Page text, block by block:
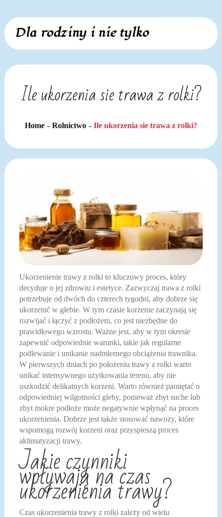
Skip
content
Dla rodziny i nie tylko
Ile ukorzenia sie trawa z rolki?
Home Rolnictwo Ile ukorzenia sie trawa z rolki?
Ukorzenienie trawy z rolki to kluczowy proces, który
decyduje o jej zdrowiu i estetyce. Zazwyczaj trawa z rolki
potrzebuje od dwóch do czterech tygodni, aby dobrze się
ukorzenić w glebie. W tym czasie korzenie zaczynają się
rozwijać i łączyć z podłożem, co jest niezbędne do
prawidłowego wzrostu. Ważne jest, aby w tym okresie
zapewnić odpowiednie warunki, takie jak regularne
podlewanie i unikanie nadmiernego obciążenia trawnika.
W pierwszych dniach po położeniu trawy z rolki warto
unikać intensywnego użytkowania terenu, aby nie
uszkodzić delikatnych korzeni. Warto również pamiętać o
odpowiedniej wilgotności gleby, ponieważ zbyt suche lub
zbyt mokre podłoże może negatywnie wpłynąć na proces
ukorzenienia. Dobrze jest także stosować nawozy, które
wspomogą rozwój korzeni oraz przyspieszą proces
aklimatyzacji trawy.
Jakie czynniki
wpływają na czas
ukorzenienia trawy?
Czas ukorzenienia trawy z rolki zależy od wielu